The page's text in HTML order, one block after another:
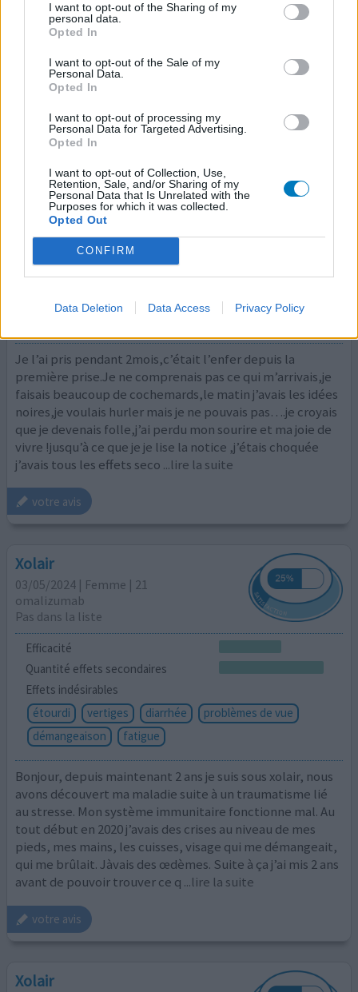
I want to opt-out of the Sharing of my
personal data.
Opted In
I want to opt-out of the Sale of my
Personal Data.
Opted In
I want to opt-out of processing my
Personal Data for Targeted Advertising.
Opted In
I want to opt-out of Collection, Use,
Retention, Sale, and/or Sharing of my
Personal Data that Is Unrelated with the
Purposes for which it was collected.
Opted Out
CONFIRM
Data Deletion Data Access Privacy Policy
chose. Inhalateur au salbutamol Au formoterol A la
cortisone combiné avec un bronchodilateurs. Bleu,
votre avis
Montelukast
09/05/2024 | Femme | 54
montélukast
Asthme
Efficacité
Quantité effets secondaires
Je l’ai pris pendant 2mois,c’était l’enfer depuis la
première prise.Je ne comprenais pas ce qui m’arrivais,je
faisais beaucoup de cochemards,le matin j’avais les idées
noires,je voulais hurler mais je ne pouvais pas….je croyais
que je devenais folle,j’ai perdu mon sourire et ma joie de
vivre !jusqu’à ce que je je lise la notice ,j’étais choquée
j’avais tous les effets seco ...lire la suite
votre avis
Xolair
03/05/2024 | Femme | 21
omalizumab
Pas dans la liste
Efficacité
Quantité effets secondaires
Effets indésirables
étourdi
vertiges diarrhée
problèmes de vue
démangeaison
fatigue
Bonjour, depuis maintenant 2 ans je suis sous xolair, nous
avons découvert ma maladie suite à un traumatisme lié
au stresse. Mon système immunitaire fonctionne mal. Au
tout début en 2020 j’avais des crises au niveau de mes
pieds, mes mains, les cuisses, visage qui me démangeait,
qui me brûlait. Jàvais des œdèmes. Suite à ça j’ai mis 2 ans
avant de pouvoir trouver ce q ...lire la suite
votre avis
Xolair